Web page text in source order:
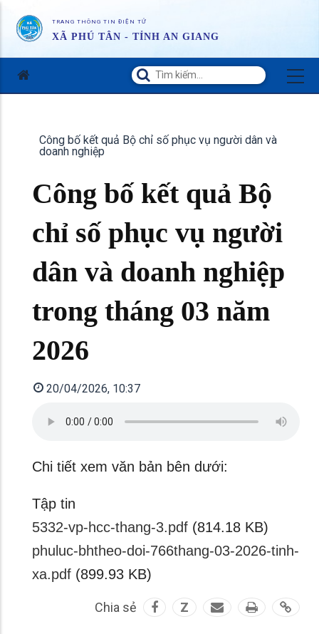
TRANG THÔNG TIN ĐIỆN TỬ
XÃ PHÚ TÂN - TỈNH AN GIANG
Công bố kết quả Bộ chỉ số phục vụ người dân và
doanh nghiệp
Công bố kết quả Bộ
chỉ số phục vụ người
dân và doanh nghiệp
trong tháng 03 năm
2026
20/04/2026, 10:37
Chi tiết xem văn bản bên dưới:
Tập tin
5332-vp-hcc-thang-3.pdf (814.18 KB)
phuluc-bhtheo-doi-766thang-03-2026-tinh-
xa.pdf (899.93 KB)
Chia sẻ Z